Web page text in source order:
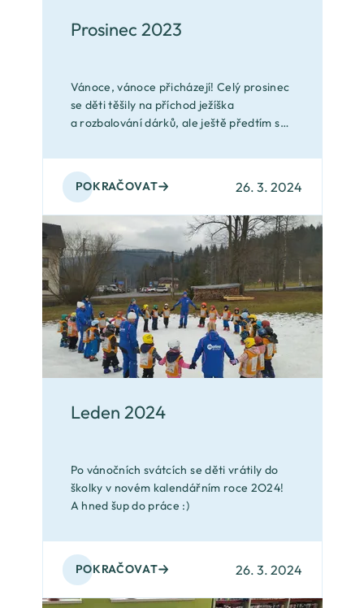
Prosinec 2023
Vánoce, vánoce přicházejí! Celý prosinec
se děti těšily na příchod ježíška
a rozbalování dárků, ale ještě předtím se
POKRAČOVAT 26. 3. 2024
Leden 2024
Po vánočních svátcích se děti vrátily do
školky v novém kalendářním roce 2O24!
A hned šup do práce :)
POKRAČOVAT 26. 3. 2024